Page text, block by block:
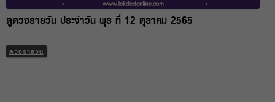
ดูดวงรายวัน ประจำวัน พุธ ที่ 12 ตุลาคม 2565
ดวงรายวัน